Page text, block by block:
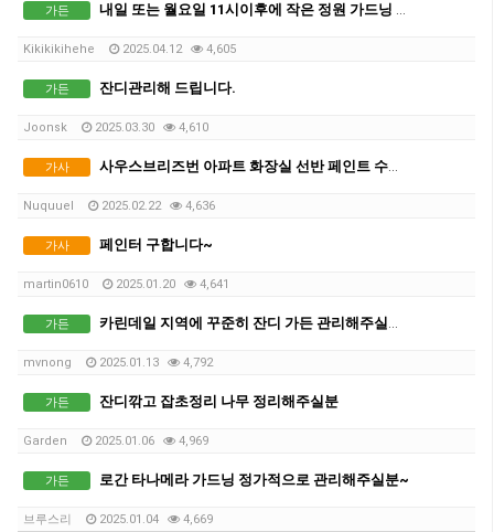
가든 내일 또는 월요일 11시이후에 작은 정원 가드닝 해주실 분
Kikikikihehe 2025.04.12 4,605
가든 잔디관리해 드립니다.
Joonsk 2025.03.30 4,610
가사 사우스브리즈번 아파트 화장실 선반 페인트 수리해주실 분
Nuquuel 2025.02.22 4,636
가사 페인터 구합니다~
martin0610 2025.01.20 4,641
가든 카린데일 지역에 꾸준히 잔디 가든 관리해주실분 구합니다.
mvnong 2025.01.13 4,792
가든 잔디깎고 잡초정리 나무 정리해주실분
Garden 2025.01.06 4,969
가든 로간 타나메라 가드닝 정가적으로 관리해주실분~
브루스리 2025.01.04 4,669